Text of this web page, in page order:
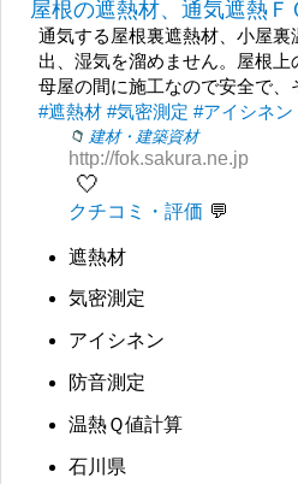
屋根の遮熱材、通気遮熱Ｆ
通気する屋根裏遮熱材、小屋
出、湿気を溜めません。屋根
母屋の間に施工なので安全で、
#遮熱材 #気密測定 #アイシネン
建材・建築資材
http://fok.sakura.ne.jp
🤍
クチコミ・評価
遮熱材
気密測定
アイシネン
防音測定
温熱Ｑ値計算
石川県